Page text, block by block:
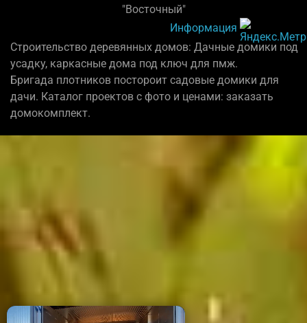
"Восточный"
Информация
Строительство деревянных домов: Дачные домики под
усадку, каркасные дома под ключ для пмж.
Бригада плотников постороит садовые домики для
дачи. Каталог проектов с фото и ценами: заказать
домокомплект.